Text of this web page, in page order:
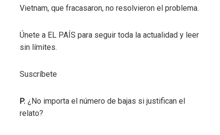
Vietnam, que fracasaron, no resolvieron el problema.
Únete a EL PAÍS para seguir toda la actualidad y leer
sin límites.
Suscríbete
P. ¿No importa el número de bajas si justifican el
relato?